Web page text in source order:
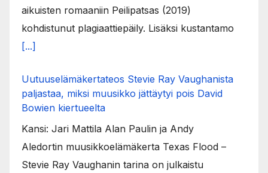
aikuisten romaaniin Peilipatsas (2019)
kohdistunut plagiaattiepäily. Lisäksi kustantamo
[...]
Uutuuselämäkertateos Stevie Ray Vaughanista
paljastaa, miksi muusikko jättäytyi pois David
Bowien kiertueelta
Kansi: Jari Mattila Alan Paulin ja Andy
Aledortin muusikkoelämäkerta Texas Flood –
Stevie Ray Vaughanin tarina on julkaistu